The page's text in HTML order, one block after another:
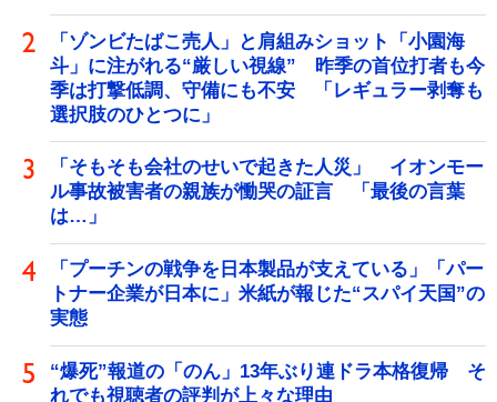
「ゾンビたばこ売人」と肩組みショット「小園海
斗」に注がれる“厳しい視線” 昨季の首位打者も今
季は打撃低調、守備にも不安 「レギュラー剥奪も
選択肢のひとつに」
「そもそも会社のせいで起きた人災」 イオンモー
ル事故被害者の親族が慟哭の証言 「最後の言葉
は…」
「プーチンの戦争を日本製品が支えている」「パー
トナー企業が日本に」米紙が報じた“スパイ天国”の
実態
“爆死”報道の「のん」13年ぶり連ドラ本格復帰 そ
れでも視聴者の評判が上々な理由